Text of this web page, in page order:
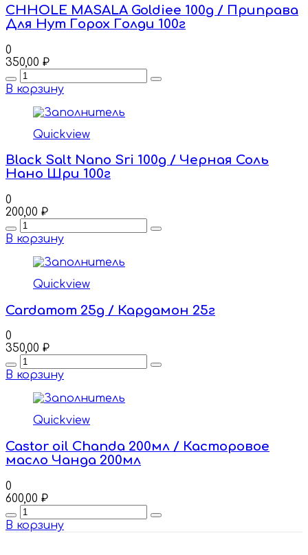
CHHOLE MASALA Goldiee 100g / Приправа
Для Нут Горох Голди 100г
0
350,00 ₽
Quantity
В корзину
Quickview
Black Salt Nano Sri 100g / Черная Соль
Нано Шри 100г
0
200,00 ₽
Quantity
В корзину
Quickview
Cardamom 25g / Кардамон 25г
0
350,00 ₽
Quantity
В корзину
Quickview
Castor oil Chanda 200мл / Касторовое
масло Чанда 200мл
0
600,00 ₽
Quantity
В корзину